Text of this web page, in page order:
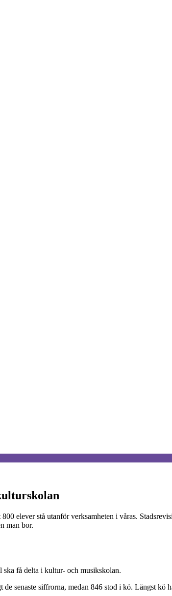
elever stå utanför verksamheten i våras.
man bor.
ska få delta i kultur- och musikskolan.
senaste siffrorna, medan 846 stod i kö. Längst kö